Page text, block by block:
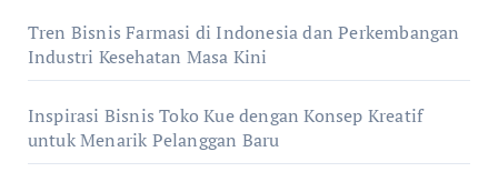
Tren Bisnis Farmasi di Indonesia dan Perkembangan
Industri Kesehatan Masa Kini
Inspirasi Bisnis Toko Kue dengan Konsep Kreatif
untuk Menarik Pelanggan Baru